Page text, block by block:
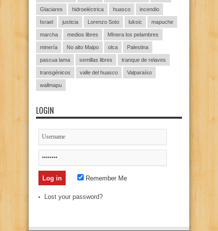
Glaciares hidroeléctrica huasco incendio
Israel justicia Lorenzo Soto luksic mapuche
marcha medios libres MInera los pelambres
minería No alto Maipo olca Palestina
pascua lama semillas libres tranque de relaves
transgénicos valle del huasco Valparaíso
wallmapu
LOGIN
Remember Me
Lost your password?